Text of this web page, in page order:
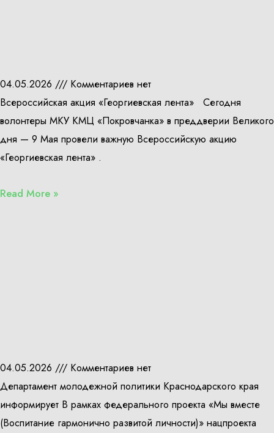
04.05.2026
Комментариев нет
Всероссийская акция «Георгиевская лента» Сегодня
волонтеры МКУ КМЦ «Покровчанка» в преддверии Великого
дня — 9 Мая провели важную Всероссийскую акцию
«Георгиевская лента» .
Read More »
04.05.2026
Комментариев нет
Департамент молодежной политики Краснодарского края
информирует В рамках федерального проекта «Мы вместе
(Воспитание гармонично развитой личности)» нацпроекта